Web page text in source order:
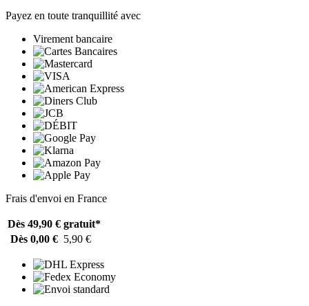
Payez en toute tranquillité avec
Virement bancaire
Frais d'envoi en France
Dès 49,90 € gratuit*
Dès 0,00 € 5,90 €